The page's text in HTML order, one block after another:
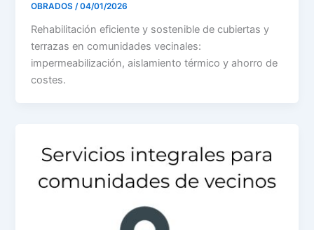
OBRADOS /04/01/2026
Rehabilitación eficiente y sostenible de cubiertas y
terrazas en comunidades vecinales:
impermeabilización, aislamiento térmico y ahorro de
costes.